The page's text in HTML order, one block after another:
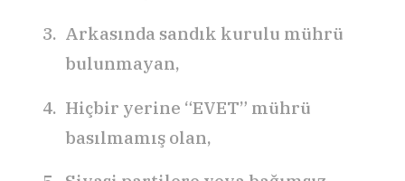
Arkasında sandık kurulu mührü
bulunmayan,
Hiçbir yerine “EVET” mührü
basılmamış olan,